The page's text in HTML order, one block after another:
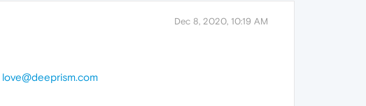
Dec 8, 2020, 10:19 AM
love@deeprism.com